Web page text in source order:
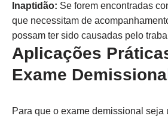
Inaptidão: Se forem encontradas
que necessitam de
possam ter sido causadas pelo
Aplicações
Exame
Para que o exame demissional seja